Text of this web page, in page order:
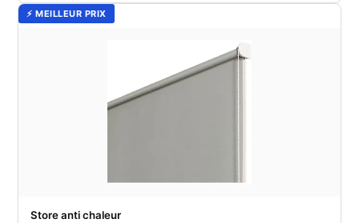
⚡ MEILLEUR PRIX
Store anti chaleur